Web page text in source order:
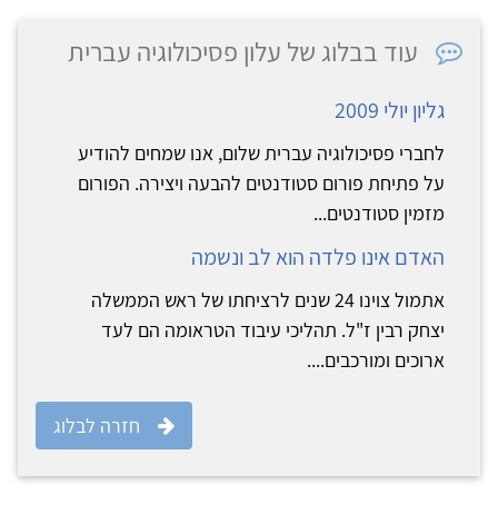
עוד בבלוג של עלון פסיכולוגיה עברית
גליון יולי 2009
לחברי פסיכולוגיה עברית שלום, אנו שמחים להודיע
על פתיחת פורום סטודנטים להבעה ויצירה. הפורום
מזמין סטודנטים...
האדם אינו פלדה הוא לב ונשמה
אתמול צוינו 24 שנים לרציחתו של ראש הממשלה
יצחק רבין ז"ל. תהליכי עיבוד הטראומה הם לעד
ארוכים ומורכבים....
חזרה לבלוג